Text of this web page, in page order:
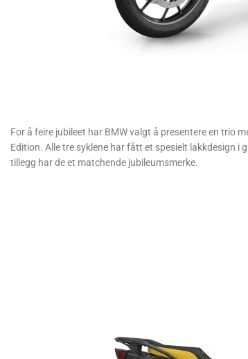
For å feire jubileet har BMW valgt å presentere en trio
Edition. Alle tre syklene har fått et spesielt lakkdesign i
tillegg har de et matchende jubileumsmerke.